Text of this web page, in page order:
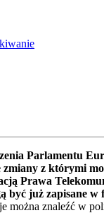
Parlamentu
zmiany z którymi
Prawa
być już zapisane w
można znaleźć w